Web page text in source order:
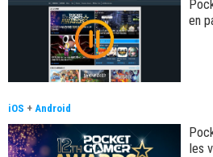
en
iOS + Android
les